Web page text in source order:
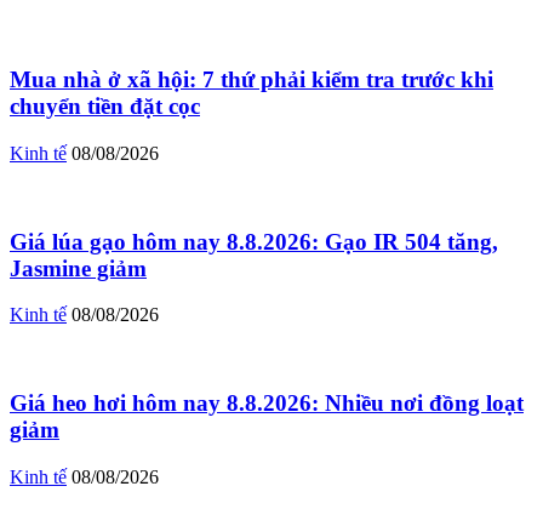
Mua nhà ở xã hội: 7 thứ phải kiểm tra trước khi
chuyển tiền đặt cọc
Kinh tế 08/08/2026
Giá lúa gạo hôm nay 8.8.2026: Gạo IR 504 tăng,
Jasmine giảm
Kinh tế 08/08/2026
Giá heo hơi hôm nay 8.8.2026: Nhiều nơi đồng loạt
giảm
Kinh tế 08/08/2026